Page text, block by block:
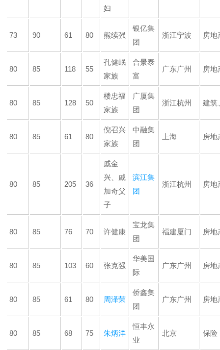
妇
73 90 61 80 熊续强
银亿集
团
浙江宁波 房地
80 85 118 55
孔健岷
家族
合景泰
富
广东广州 房地
80 85 128 50
楼忠福
家族
广厦集
团
浙江杭州 建筑
80 85 61 80
倪召兴
家族
中融集
团
上海 房地
80 85 205 36
戚金
兴、戚
加奇父
子
滨江集
团
浙江杭州 房地
80 85 76 70 许健康
宝龙集
团
福建厦门 房地
80 85 103 60 张克强
华美国
际
广东广州 房地
80 85 61 80 周泽荣
侨鑫集
团
广东广州 房地
80 85 68 75 朱炳洋
恒丰永
业
北京 保险